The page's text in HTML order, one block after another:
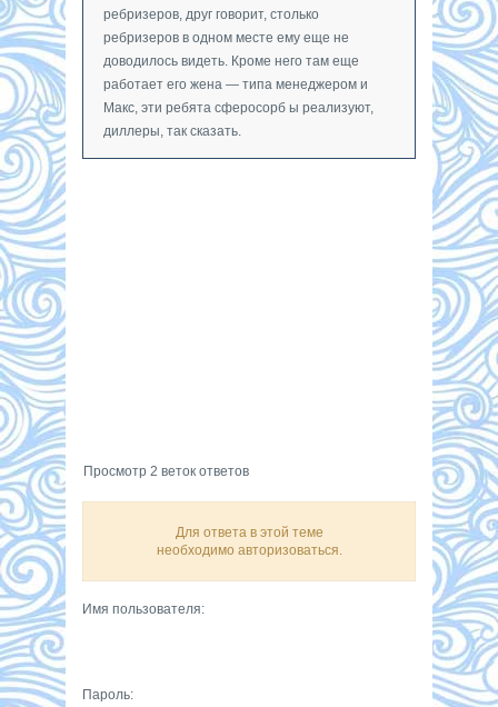
ребризеров, друг говорит, столько
ребризеров в одном месте ему еще не
доводилось видеть. Кроме него там еще
работает его жена — типа менеджером и
Макс, эти ребята сферосорб ы реализуют,
диллеры, так сказать.
Просмотр 2 веток ответов
Для ответа в этой теме
необходимо авторизоваться.
Имя пользователя:
Пароль: